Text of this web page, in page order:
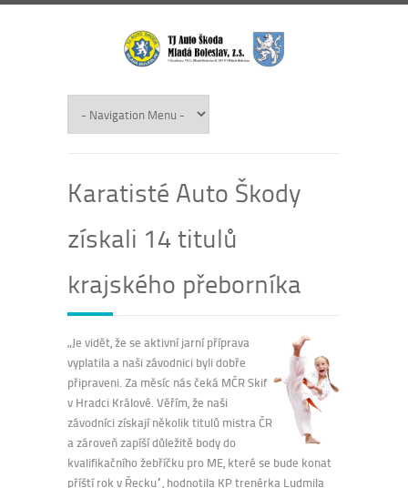
Karatisté Auto Škody
získali 14 titulů
krajského přeborníka
„Je vidět, že se aktivní jarní příprava
vyplatila a naši závodnici byli dobře
připraveni. Za měsíc nás čeká MČR Skif
v Hradci Králové. Věřím, že naši
závodníci získají několik titulů mistra ČR
a zároveň zapíší důležitě body do
kvalifikačního žebříčku pro ME, které se bude konat
příští rok v Řecku“, hodnotila KP trenérka Ludmila